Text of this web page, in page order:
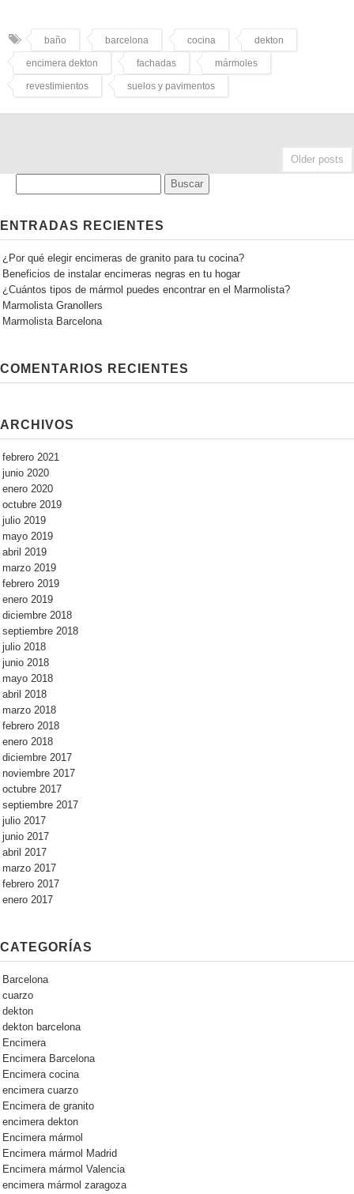
baño barcelona cocina dekton
encimera dekton fachadas mármoles
revestimientos suelos y pavimentos
Older posts
ENTRADAS RECIENTES
¿Por qué elegir encimeras de granito para tu cocina?
Beneficios de instalar encimeras negras en tu hogar
¿Cuántos tipos de mármol puedes encontrar en el Marmolista?
Marmolista Granollers
Marmolista Barcelona
COMENTARIOS RECIENTES
ARCHIVOS
febrero 2021
junio 2020
enero 2020
octubre 2019
julio 2019
mayo 2019
abril 2019
marzo 2019
febrero 2019
enero 2019
diciembre 2018
septiembre 2018
julio 2018
junio 2018
mayo 2018
abril 2018
marzo 2018
febrero 2018
enero 2018
diciembre 2017
noviembre 2017
octubre 2017
septiembre 2017
julio 2017
junio 2017
abril 2017
marzo 2017
febrero 2017
enero 2017
CATEGORÍAS
Barcelona
cuarzo
dekton
dekton barcelona
Encimera
Encimera Barcelona
Encimera cocina
encimera cuarzo
Encimera de granito
encimera dekton
Encimera mármol
Encimera mármol Madrid
Encimera mármol Valencia
encimera mármol zaragoza